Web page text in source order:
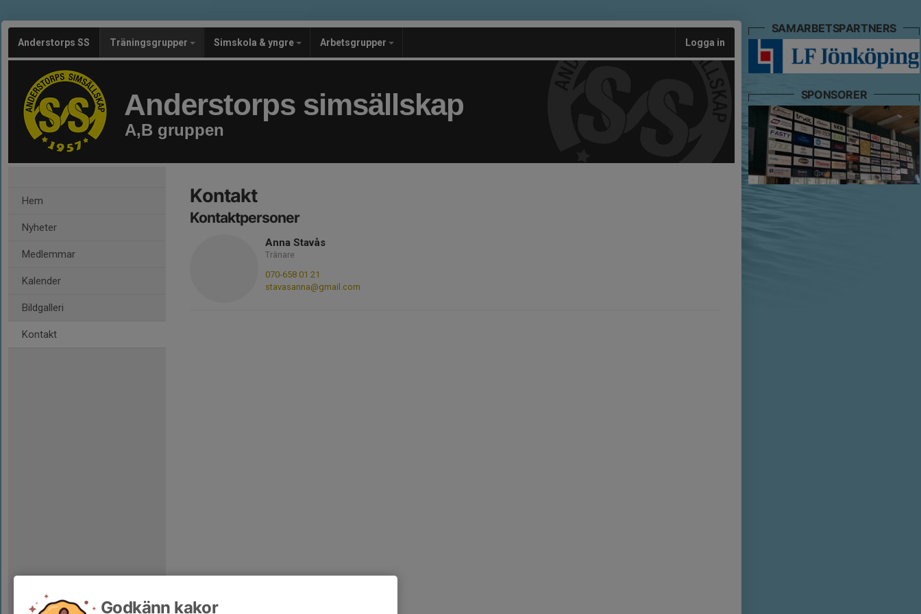
Anderstorps SS Träningsgrupper Simskola & yngre Arbetsgrupper Logga in
Anderstorps simsällskap
A,B gruppen
Hem
Nyheter
Medlemmar
Kalender
Bildgalleri
Kontakt
Kontakt
Kontaktpersoner
Anna Stavås
Tränare
070-658 01 21
stavasanna@gmail.com
SAMARBETSPARTNERS
SPONSORER
Godkänn kakor